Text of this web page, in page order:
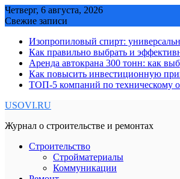
Skip
to
Четверг, 6 августа, 2026
Свежие записи
Изопропиловый спирт:
Как правильно выбрать и
Аренда автокрана 300 тонн: как
Как повысить инвестиционную
ТОП-5 компаний по техническому
USOVI.RU
Журнал о строительстве и ремонтах
Строительство
Стройматериалы
Коммуникации